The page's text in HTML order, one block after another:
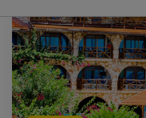
Crociere
Traghetti
Crociere
Traghetti